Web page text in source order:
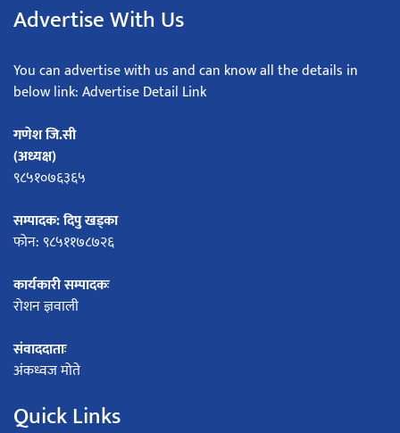
Advertise With Us
You can advertise with us and can know all the details in
below link: Advertise Detail Link
गणेश जि.सी
(अध्यक्ष)
९८५१०७६३६५
सम्पादक: दिपु खड्का
फोन: ९८५११७८७२६
कार्यकारी सम्पादकः
रोशन ज्ञवाली
संवाददाताः
अंकध्वज मोते
Quick Links